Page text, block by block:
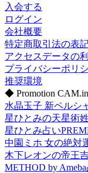
入会する
ログイン
会社概要
特定商取引法の表
アクセスデータの
プライバシーポリ
推奨環境
◆ Promotion
水晶玉子 新ペルシ
星ひとみの天星術
星ひとみ占い
中園ミホ 女の絶対
木下レオンの帝王
METHOD by